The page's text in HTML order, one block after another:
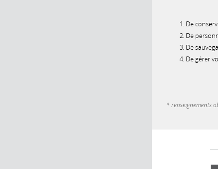
De
De
De
De gérer
* renseignements